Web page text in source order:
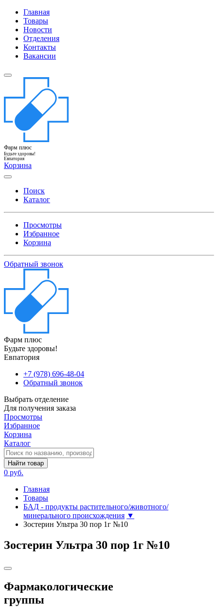
Главная
Товары
Новости
Отделения
Контакты
Вакансии
Фарм плюс
Будьте здоровы!
Евпатория
Корзина
Поиск
Каталог
Просмотры
Избранное
Корзина
Обратный звонок
Фарм плюс
Будьте здоровы!
Евпатория
+7 (978) 696-48-04
Обратный звонок
Выбрать отделение
Для получения заказа
Просмотры
Избранное
Корзина
Каталог
Найти товар
0 руб.
Главная
Товары
БАД - продукты растительного/животного/
минерального происхождения ▼
Зостерин Ультра 30 пор 1г №10
Зостерин Ультра 30 пор 1г №10
Фармакологические
группы